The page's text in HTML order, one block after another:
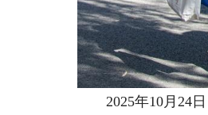
2025年10月24日